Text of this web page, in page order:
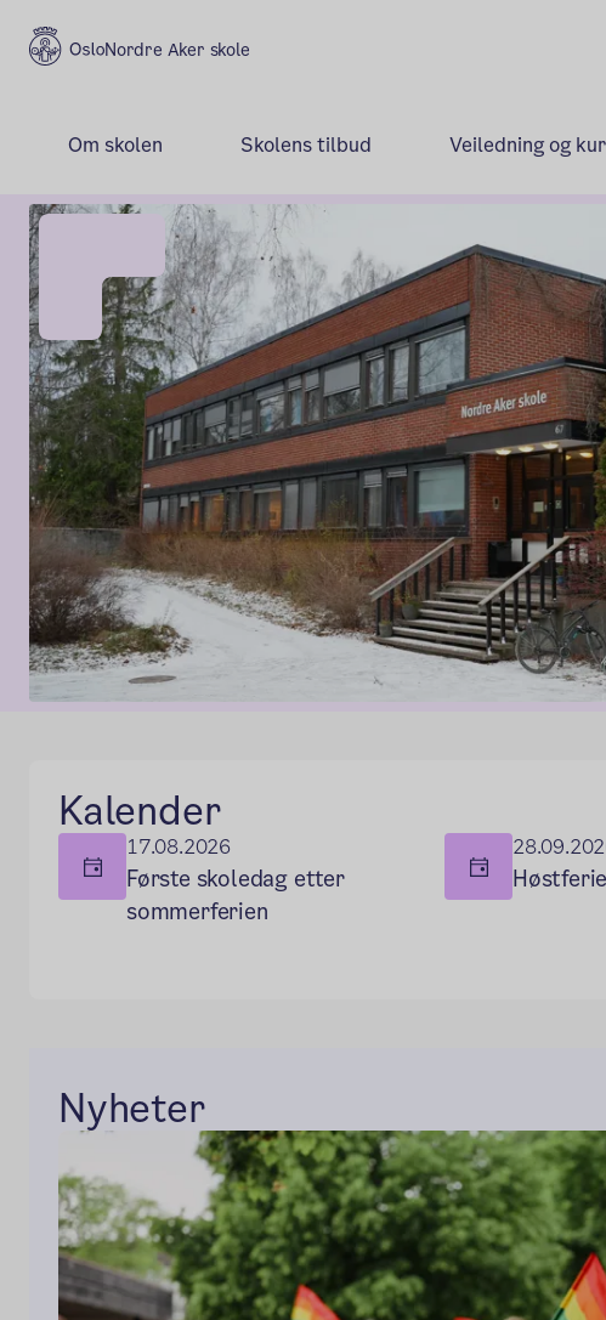
Nordre Aker skole
Om skolen Skolens tilbud Veiledning og
Kalender
17.08.2026
Første skoledag etter
sommerferien
Høstferie
Nyheter